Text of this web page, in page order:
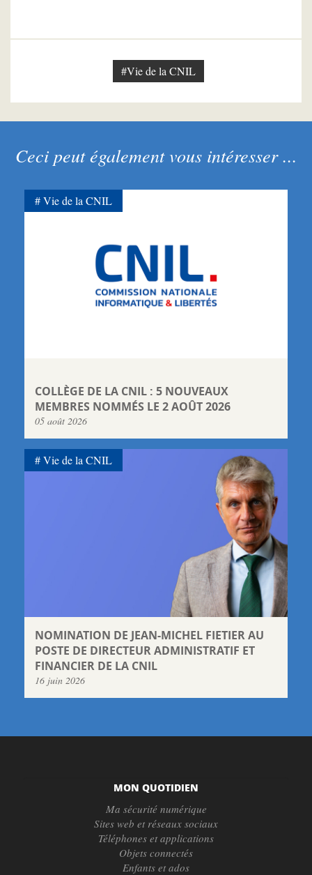
#Vie de la CNIL
Ceci peut également vous intéresser ...
COLLÈGE DE LA CNIL : 5 NOUVEAUX
MEMBRES NOMMÉS LE 2 AOÛT 2026
05 août 2026
Vie de la CNIL
NOMINATION DE JEAN-MICHEL FIETIER AU
POSTE DE DIRECTEUR ADMINISTRATIF ET
FINANCIER DE LA CNIL
16 juin 2026
Vie de la CNIL
MON QUOTIDIEN
Ma sécurité numérique
Sites web et réseaux sociaux
Téléphones et applications
Objets connectés
Enfants et ados